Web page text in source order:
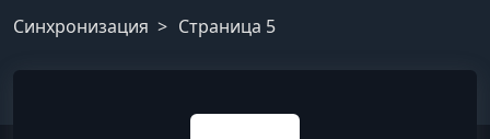
Синхронизация
Страница 5